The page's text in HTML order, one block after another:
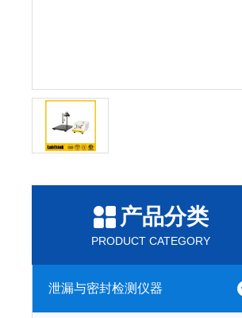
产品分类
PRODUCT CATEGORY
泄漏与密封检测仪器